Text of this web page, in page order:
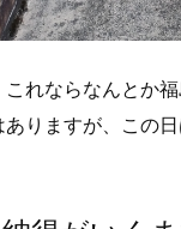
れならなんとか
りますが、この